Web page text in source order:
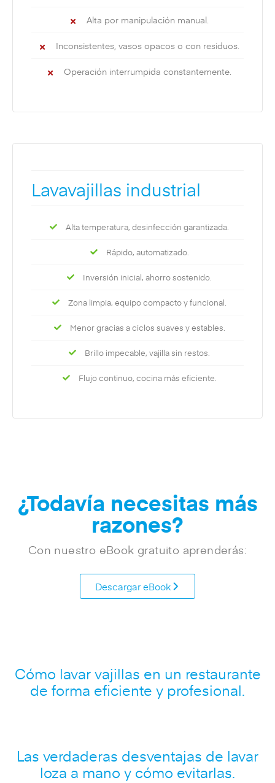
Alta por manipulación manual.
Inconsistentes, vasos opacos o con residuos.
Operación interrumpida constantemente.
Lavavajillas industrial
Alta temperatura, desinfección garantizada.
Rápido, automatizado.
Inversión inicial, ahorro sostenido.
Zona limpia, equipo compacto y funcional.
Menor gracias a ciclos suaves y estables.
Brillo impecable, vajilla sin restos.
Flujo continuo, cocina más eficiente.
¿Todavía necesitas más
razones?
Con nuestro eBook gratuito aprenderás:
Descargar eBook
Cómo lavar vajillas en un restaurante
de forma eficiente y profesional.
Las verdaderas desventajas de lavar
loza a mano y cómo evitarlas.